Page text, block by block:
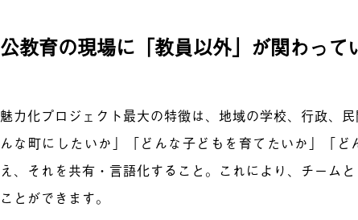
公教育の現場に「教員以外」が関わって
魅力化プロジェクト最大の特徴は、地域の学校、行政、
んな町にしたいか」「どんな子どもを育てたいか」「
え、それを共有・言語化すること。これにより、チーム
ことができます。